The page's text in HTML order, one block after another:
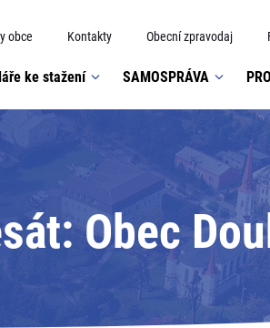
obce Kontakty Obecní zpravodaj
ke stažení SAMOSPRÁVA
Obec